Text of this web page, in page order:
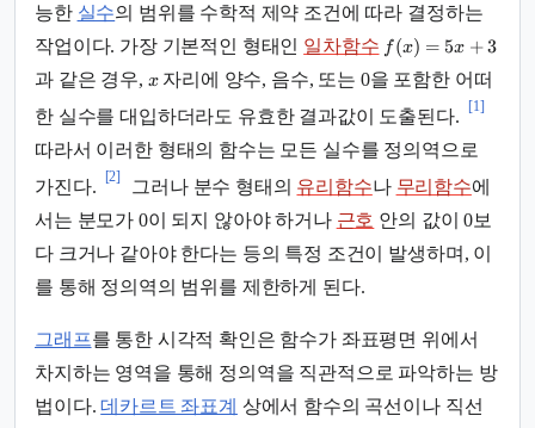
능한 실수의 범위를 수학적 제약 조건에 따라 결정하는
작업이다. 가장 기본적인 형태인 일차함수 f(x) = 5x +3
과 같은 경우, x자리에 양수, 음수, 또는 0을 포함한 어떠
한 실수를 대입하더라도 유효한 결과값이 도출된다.
[1]
따라서 이러한 형태의 함수는 모든 실수를 정의역으로
가진다.
[2]
그러나 분수 형태의 유리함수나 무리함수에
서는 분모가 0이 되지 않아야 하거나 근호 안의 값이 0보
다 크거나 같아야 한다는 등의 특정 조건이 발생하며, 이
를 통해 정의역의 범위를 제한하게 된다.
그래프를 통한 시각적 확인은 함수가 좌표평면 위에서
차지하는 영역을 통해 정의역을 직관적으로 파악하는 방
법이다.데카르트 좌표계 상에서 함수의 곡선이나 직선